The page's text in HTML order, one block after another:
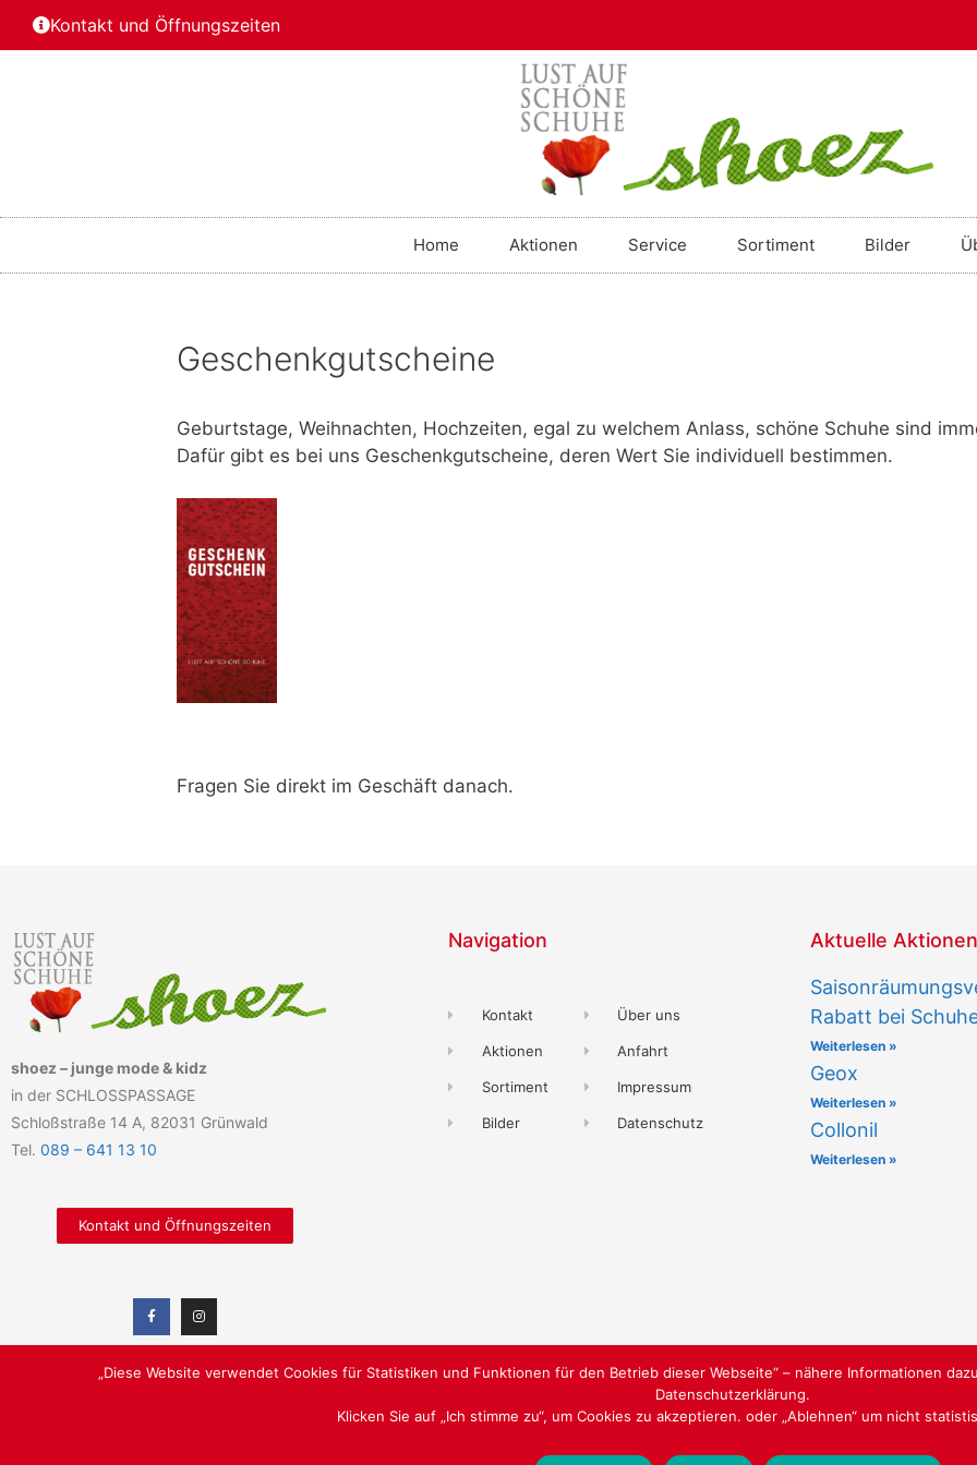
Kontakt und Öffnungszeiten
Home Aktionen Service Sortiment Bilder
Geschenkgutscheine
Geburtstage, Weihnachten, Hochzeiten, egal zu welchem Anlass, schöne Schuhe sind
Dafür gibt es bei uns Geschenkgutscheine, deren Wert Sie individuell bestimmen.
Fragen Sie direkt im Geschäft danach.
shoez – junge mode & kidz
in der SCHLOSSPASSAGE
Schloßstraße 14 A, 82031 Grünwald
Tel. 089 – 641 13 10
Kontakt und Öffnungszeiten
Navigation
Kontakt
Aktionen
Sortiment
Bilder
Über uns
Anfahrt
Impressum
Datenschutz
Aktuelle Aktionen
Rabatt bei
Weiterlesen »
Geox
Weiterlesen »
Collonil
Weiterlesen »
WEBGESTALTUNG WWW.SABU-
„Diese Website verwendet Cookies für Statistiken und Funktionen für den Betrieb dieser Webseite“ – nähere Informationen
Datenschutzerklärung.
Klicken Sie auf „Ich stimme zu“, um Cookies zu akzeptieren. oder „Ablehnen“ um nicht